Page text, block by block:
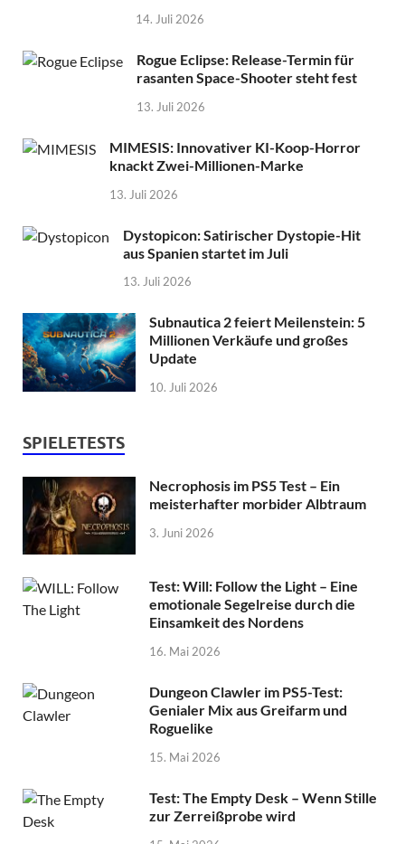
14. Juli 2026
Rogue Eclipse: Release-Termin für
rasanten Space-Shooter steht fest
13. Juli 2026
MIMESIS: Innovativer KI-Koop-Horror
knackt Zwei-Millionen-Marke
13. Juli 2026
Dystopicon: Satirischer Dystopie-Hit
aus Spanien startet im Juli
13. Juli 2026
Subnautica 2 feiert Meilenstein: 5
Millionen Verkäufe und großes
Update
10. Juli 2026
SPIELETESTS
Necrophosis im PS5 Test – Ein
meisterhafter morbider Albtraum
3. Juni 2026
Test: Will: Follow the Light – Eine
emotionale Segelreise durch die
Einsamkeit des Nordens
16. Mai 2026
Dungeon Clawler im PS5-Test:
Genialer Mix aus Greifarm und
Roguelike
15. Mai 2026
Test: The Empty Desk – Wenn Stille
zur Zerreißprobe wird